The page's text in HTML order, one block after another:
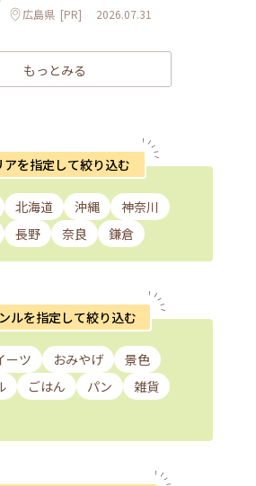
広島県 [PR] 2026.07.31
もっとみる
アを指定して絞り込む
北海道 沖縄
神奈川
長野 奈良 鎌倉
ルを指定して絞り込む
ーツ おみやげ
景色
ごはん パン
雑貨